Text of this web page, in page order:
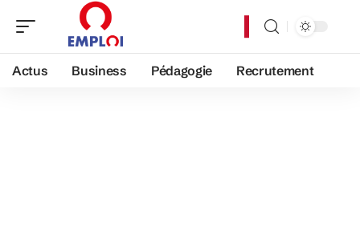
Actus Business Pédagogie Recrutement